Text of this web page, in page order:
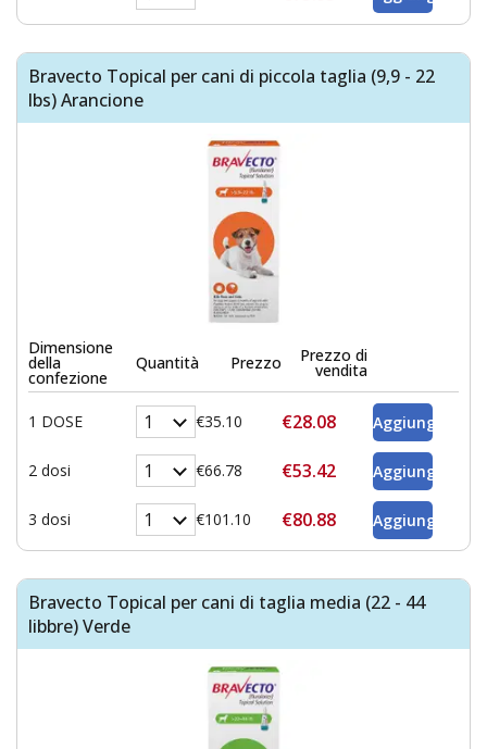
Bravecto Topical per cani di piccola taglia (9,9 - 22
lbs) Arancione
Dimensione
della
confezione
Quantità Prezzo Prezzo di
vendita
1 DOSE €35.10 €28.08
2 dosi €66.78 €53.42
3 dosi €101.10 €80.88
Bravecto Topical per cani di taglia media (22 - 44
libbre) Verde